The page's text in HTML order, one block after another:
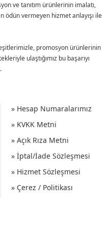
ve tanıtım ürünlerinin imalatı,
ödün vermeyen hizmet anlayışı ile
promosyon ürünlerinin
ulaştığımız bu başarıyı
» Hesap Numaralarımız
» KVKK Metni
» Açık Rıza Metni
» İptal/İade Sözleşmesi
» Hizmet Sözleşmesi
» Çerez / Politikası